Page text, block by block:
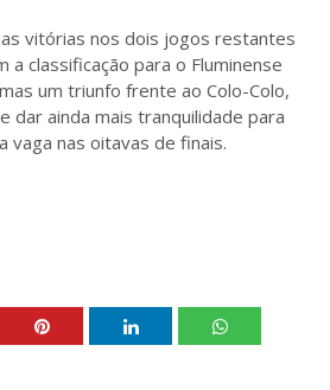
vitórias nos dois jogos restantes
a classificação para o Fluminense
um triunfo frente ao Colo-Colo,
dar ainda mais tranquilidade para
vaga nas oitavas de finais.